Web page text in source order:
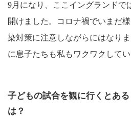
9月になり、ここイングランドで
開けました。コロナ禍でいまだ
染対策に注意しながらにはなり
に息子たちも私もワクワクしてい
子どもの試合を観に行くとあ
は？